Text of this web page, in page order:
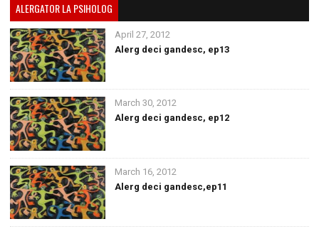
ALERGATOR LA PSIHOLOG
April 27, 2012
Alerg deci gandesc, ep13
March 30, 2012
Alerg deci gandesc, ep12
March 16, 2012
Alerg deci gandesc,ep11